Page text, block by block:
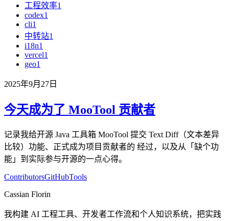
工程效率1
codex1
cli1
中转站1
i18n1
vercel1
geo1
2025年9月27日
今天成为了 MooTool 贡献者
记录我给开源 Java 工具箱 MooTool 提交 Text Diff（文本差异
比较）功能、正式成为项目贡献者的 经过，以及从「缺个功
能」到实际参与开源的一点心得。
ContributorsGitHubTools
Cassian Florin
我构建 AI 工程工具、开发者工作流和个人知识系统，把实践